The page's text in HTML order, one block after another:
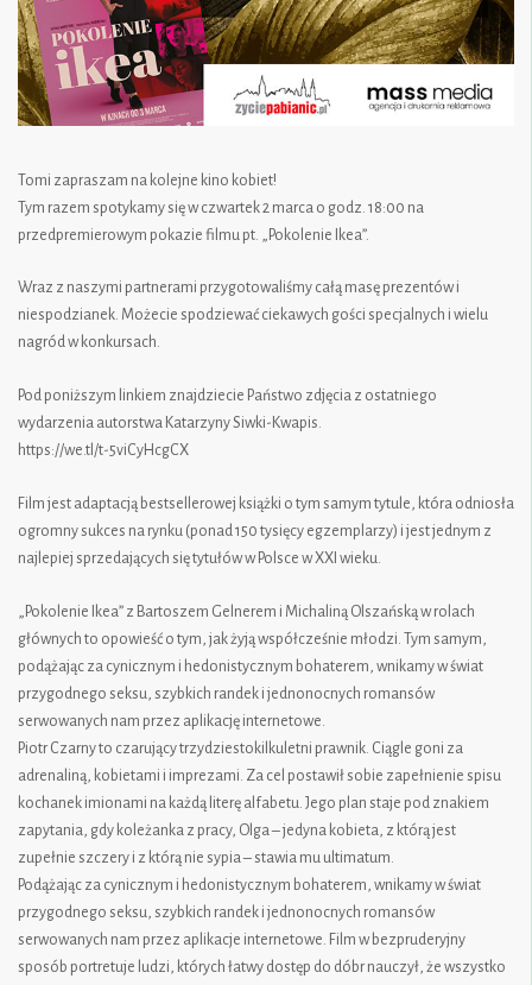
Tomi zapraszam na kolejne kino kobiet!
Tym razem spotykamy się w czwartek 2 marca o godz. 18:00 na
przedpremierowym pokazie filmu pt. „Pokolenie Ikea”.
Wraz z naszymi partnerami przygotowaliśmy całą masę prezentów i
niespodzianek. Możecie spodziewać ciekawych gości specjalnych i wielu
nagród w konkursach.
Pod poniższym linkiem znajdziecie Państwo zdjęcia z ostatniego
wydarzenia autorstwa Katarzyny Siwki-Kwapis.
https://we.tl/t-5viCyHcgCX
Film jest adaptacją bestsellerowej książki o tym samym tytule, która odniosła
ogromny sukces na rynku (ponad 150 tysięcy egzemplarzy) i jest jednym z
najlepiej sprzedających się tytułów w Polsce w XXI wieku.
„Pokolenie Ikea” z Bartoszem Gelnerem i Michaliną Olszańską w rolach
głównych to opowieść o tym, jak żyją współcześnie młodzi. Tym samym,
podążając za cynicznym i hedonistycznym bohaterem, wnikamy w świat
przygodnego seksu, szybkich randek i jednonocnych romansów
serwowanych nam przez aplikację internetowe.
Piotr Czarny to czarujący trzydziestokilkuletni prawnik. Ciągle goni za
adrenaliną, kobietami i imprezami. Za cel postawił sobie zapełnienie spisu
kochanek imionami na każdą literę alfabetu. Jego plan staje pod znakiem
zapytania, gdy koleżanka z pracy, Olga – jedyna kobieta, z którą jest
zupełnie szczery i z którą nie sypia – stawia mu ultimatum.
Podążając za cynicznym i hedonistycznym bohaterem, wnikamy w świat
przygodnego seksu, szybkich randek i jednonocnych romansów
serwowanych nam przez aplikacje internetowe. Film w bezpruderyjny
sposób portretuje ludzi, których łatwy dostęp do dóbr nauczył, że wszystko